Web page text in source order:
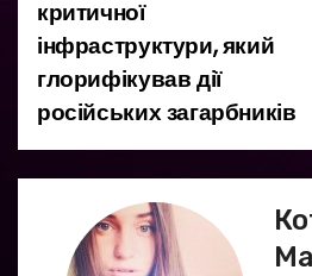
в
і
г
а
критичної
інфраструктури, який
глорифікував дії
російських загарбників